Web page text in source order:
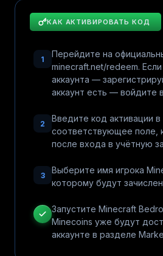
КАК АКТИВИРОВАТЬ КОД
1
Перейдите на
minecraft.net/redeem.
аккаунта —
аккаунт есть — войдите
2
Введите код активации в
соответствующее поле,
после входа в учётную
3
Выберите имя игрока
которому будут
Запустите Minecraft
Minecoins уже будут
аккаунте в разделе